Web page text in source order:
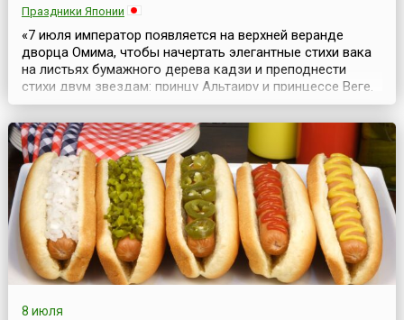
Праздники Японии
«7 июля император появляется на верхней веранде
дворца Омима, чтобы начертать элегантные стихи вака
на листьях бумажного дерева кадзи и преподнести
стихи двум звездам: принцу Альтаиру и принцессе Веге.
Согласно легенде влюбленные звезды могли
встретиться, перейдя Млечный Путь, только раз в году
— в эту июльскую ночь.Для церемонии «Звездного
фестиваля» перед императором на специальной
церемониа...
8 июля